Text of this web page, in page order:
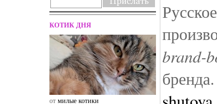
КОТИК ДНЯ
от милые котики от drunktwi
brand-